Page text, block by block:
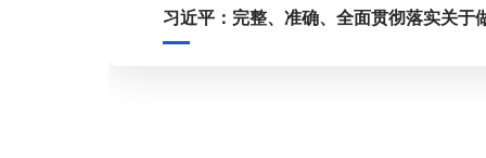
习近平：完整、准确、全面贯彻落实关